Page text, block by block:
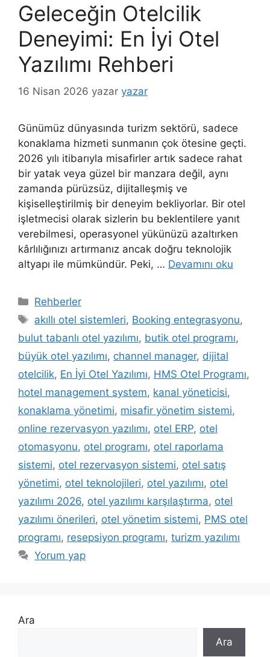
Geleceğin Otelcilik
Deneyimi: En İyi Otel
Yazılımı Rehberi
16 Nisan 2026 yazar yazar
Günümüz dünyasında turizm sektörü, sadece
konaklama hizmeti sunmanın çok ötesine geçti.
2026 yılı itibarıyla misafirler artık sadece rahat
bir yatak veya güzel bir manzara değil, aynı
zamanda pürüzsüz, dijitalleşmiş ve
kişiselleştirilmiş bir deneyim bekliyorlar. Bir otel
işletmecisi olarak sizlerin bu beklentilere yanıt
verebilmesi, operasyonel yükünüzü azaltırken
kârlılığınızı artırmanız ancak doğru teknolojik
altyapı ile mümkündür. Peki, … Devamını oku
Kategoriler
Rehberler
Etiketler
akıllı otel sistemleri, Booking entegrasyonu,
bulut tabanlı otel yazılımı, butik otel programı,
büyük otel yazılımı, channel manager, dijital
otelcilik, En İyi Otel Yazılımı, HMS Otel Programı,
hotel management system, kanal yöneticisi,
konaklama yönetimi, misafir yönetim sistemi,
online rezervasyon yazılımı, otel ERP, otel
otomasyonu, otel programı, otel raporlama
sistemi, otel rezervasyon sistemi, otel satış
yönetimi, otel teknolojileri, otel yazılımı, otel
yazılımı 2026, otel yazılımı karşılaştırma, otel
yazılımı önerileri, otel yönetim sistemi, PMS otel
programı, resepsiyon programı, turizm yazılımı
Yorum yap
Ara
Ara